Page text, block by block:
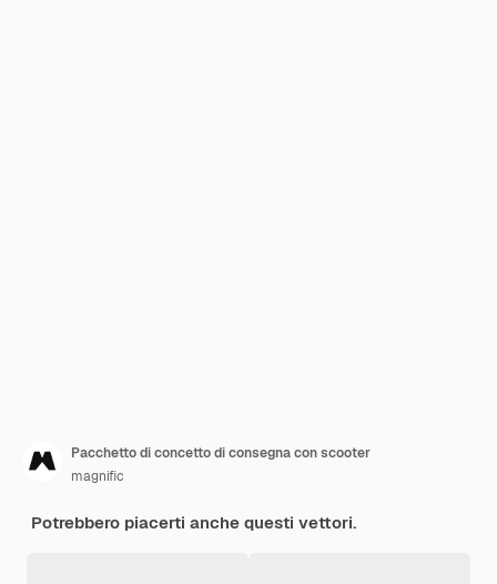
Pacchetto di concetto di consegna con scooter
magnific
Potrebbero piacerti anche questi vettori.